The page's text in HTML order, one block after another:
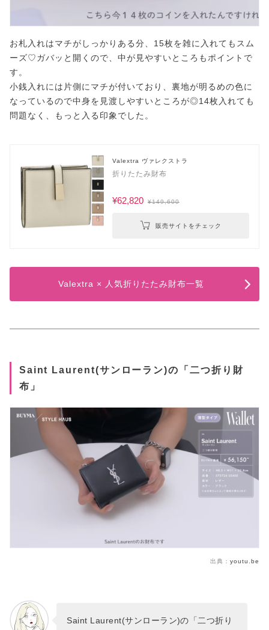
お札入れはマチがしっかりある分、15枚を雑に入れてもスム
ーズ♡ガバッと開くので、中が見やすいところもポイントで
す。
小銭入れには片側にマチが付いており、裏地が明るめの色に
なっているので中身を見渡しやすいところが◎14枚入れても
問題なく、もっと入る印象でした。
Valextra ヴァレクストラ
折りたたみ財布
¥62,820 ¥149,600
販売サイトをチェック
Valextra × 人気折りたたみ財布一覧
Saint Laurent(サンローラン)の「二つ折り財
布」
出典： youtu.be
Saint Laurent(サンローラン)の「二つ折り